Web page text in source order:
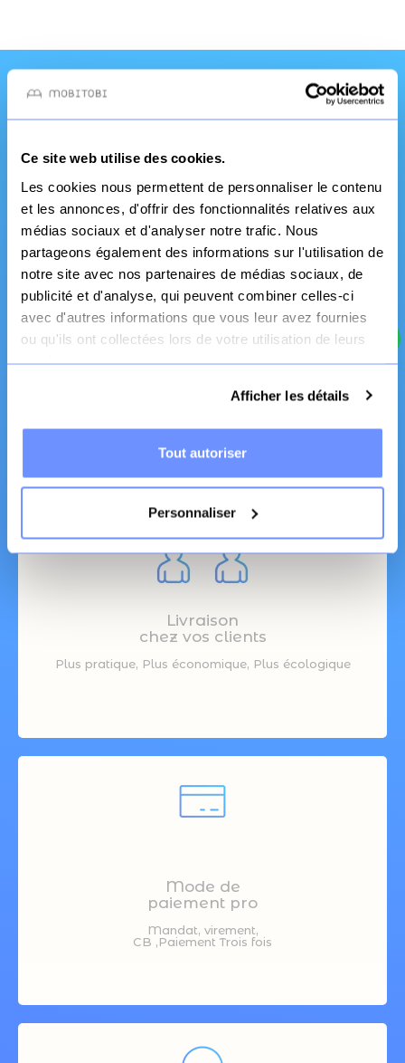
Ce site web utilise des cookies.
Les cookies nous permettent de personnaliser le contenu
et les annonces, d'offrir des fonctionnalités relatives aux
médias sociaux et d'analyser notre trafic. Nous
partageons également des informations sur l'utilisation de
notre site avec nos partenaires de médias sociaux, de
publicité et d'analyse, qui peuvent combiner celles-ci
avec d'autres informations que vous leur avez fournies
ou qu'ils ont collectées lors de votre utilisation de leurs
services.
Afficher les détails
Tout autoriser
Personnaliser
Une qualité et un
service pro
Livraison
chez vos clients
Plus pratique, Plus économique, Plus écologique
Mode de
paiement pro
Mandat, virement,
CB ,Paiement Trois fois